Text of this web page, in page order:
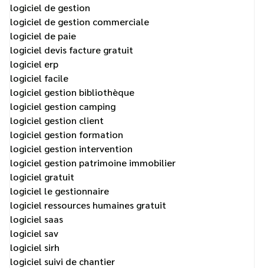
logiciel de gestion
logiciel de gestion commerciale
logiciel de paie
logiciel devis facture gratuit
logiciel erp
logiciel facile
logiciel gestion bibliothèque
logiciel gestion camping
logiciel gestion client
logiciel gestion formation
logiciel gestion intervention
logiciel gestion patrimoine immobilier
logiciel gratuit
logiciel le gestionnaire
logiciel ressources humaines gratuit
logiciel saas
logiciel sav
logiciel sirh
logiciel suivi de chantier